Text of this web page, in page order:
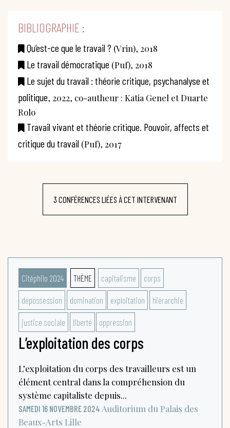
BIBLIOGRAPHIE :
Qu’est-ce que le travail ? (Vrin), 2018
Le travail démocratique (Puf), 2018
Le sujet du travail : théorie critique, psychanalyse et
politique, 2022, co-autheur : Katia Genel et Duarte
Rolo
Travail vivant et théorie critique. Pouvoir, affects et
critique du travail (Puf), 2017
3 CONFÉRENCES LIÉES À CET INTERVENANT
Citéphilo 2024 THÈME capitalisme corps
dépossession domination exploitation hiérarchie
justice sociale liberté oppression
L’exploitation des corps
L’exploitation du corps des travailleurs est un
élément central dans la compréhension du
système capitaliste depuis...
SAMEDI 16 NOVEMBRE 2024 Auditorium du Palais des
Beaux-Arts Lille